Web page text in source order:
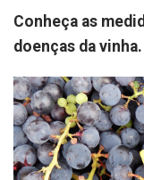
Conheça as
doenças da vinha.